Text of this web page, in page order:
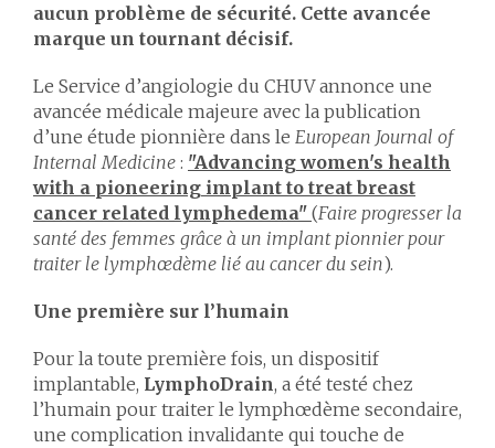
aucun problème de sécurité. Cette avancée
marque un tournant décisif.
Le Service d’angiologie du CHUV annonce une
avancée médicale majeure avec la publication
d’une étude pionnière dans le European Journal of
Internal Medicine : "Advancing women's health
with a pioneering implant to treat breast
cancer related lymphedema" (Faire progresser la
santé des femmes grâce à un implant pionnier pour
traiter le lymphœdème lié au cancer du sein).
Une première sur l’humain
Pour la toute première fois, un dispositif
implantable, LymphoDrain, a été testé chez
l’humain pour traiter le lymphœdème secondaire,
une complication invalidante qui touche de